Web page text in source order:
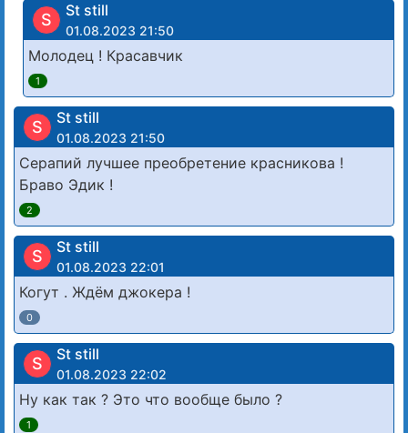
S St still
01.08.2023 21:50
Молодец ! Красавчик
1
S St still
01.08.2023 21:50
Серапий лучшее преобретение красникова !
Браво Эдик !
2
S St still
01.08.2023 22:01
Когут . Ждём джокера !
0
S St still
01.08.2023 22:02
Ну как так ? Это что вообще было ?
1